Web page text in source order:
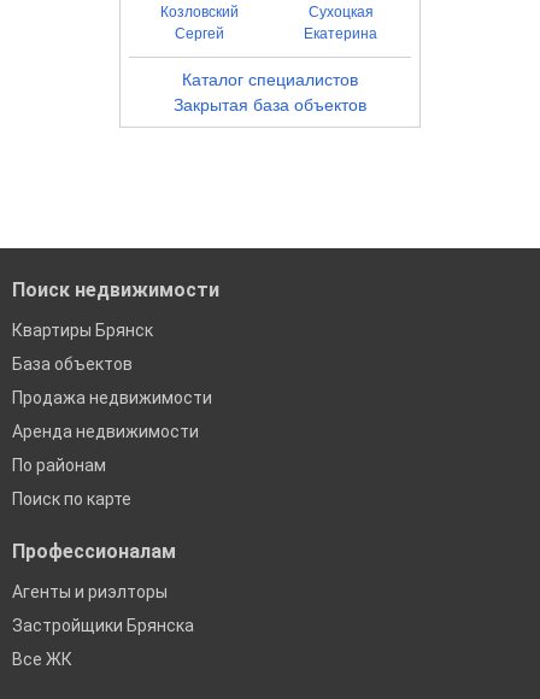
Козловский
Сергей
Сухоцкая
Екатерина
Каталог специалистов
Закрытая база объектов
Поиск недвижимости
Квартиры Брянск
База объектов
Продажа недвижимости
Аренда недвижимости
По районам
Поиск по карте
Профессионалам
Агенты и риэлторы
Застройщики Брянска
Все ЖК